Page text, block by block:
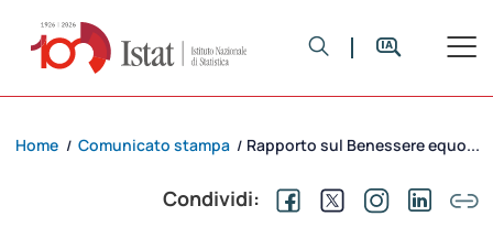
Home / Comunicato stampa / Rapporto sul Benessere equo...
Condividi: